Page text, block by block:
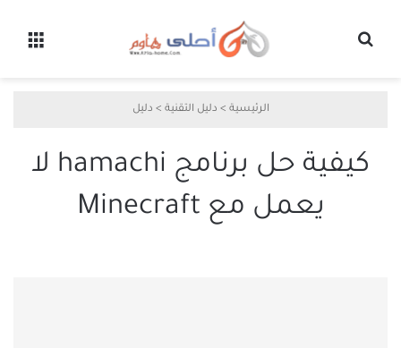
الرئيسية > دليل التقنية > دليل
كيفية حل برنامج hamachi لا
يعمل مع Minecraft